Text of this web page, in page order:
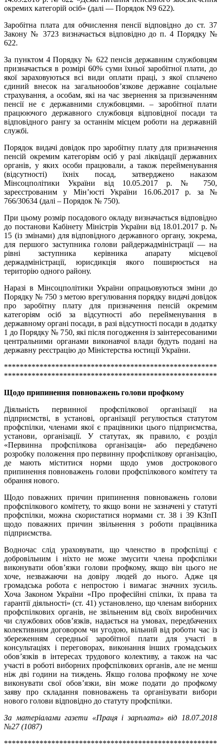
окремих категорій осіб» (далі — Порядок N9 622).
Заробітна плата для обчислення пенсії відповідно до ст. 37
Закону № 3723 визначається відповідно до п. 4 Порядку №
622.
За пунктом 4 Порядку № 622 пенсія державним службовцям
призначається в розмірі 60% суми їхньої заробітної плати, до
якої зараховуються всі види оплати праці, з якої сплачено
єдиний внесок на загальнообов’язкове державне соціальне
страхування, а особам, які на час звернення за призначенням
пенсії не є державними службовцями. – заробітної плати
працюючого державного службовця відповідної посади та
відповідного рангу за останнім місцем роботи на державній
службі.
Порядок видачі довідок про заробітну плату для призначення
пенсій окремим категоріям осіб у разі ліквідації державних
органів, у яких особи працювали, а також перейменування
(відсутності) їхніх посад, затверджено наказом
Мінсоцполітики України від 10.05.2017 р. № 750,
зареєстрованим у Мін’юсті України 16.06.2017 р. за №
766/30634 (далі – Порядок № 750).
При цьому розмір посадового окладу визначається відповідно
до постанови Кабінету Міністрів України від 18.01.2017 р. №
15 (із змінами) для відповідного державного органу, зокрема,
для першого заступника голови райдержадміністрації — на
рівні заступника керівника апарату місцевої
держадміністрації, юрисдикція якого поширюється на
територію одного району.
Наразі в Мінсоцполітики України опрацьовуються зміни до
Порядку № 750 з метою врегулювання порядку видачі довідок
про заробітну плату для призначення пенсій окремим
категоріям осіб за відсутності або перейменування в
державному органі посади, в разі відсутності посади в додатку
1 до Порядку № 750, які після погодження із заінтересованими
центральними органами виконавчої влади будуть подані на
державну реєстрацію до Міністерства юстиції України.
******************************************************
******************************************************
Щодо припинення повноважень голови профкому
Діяльність первинної профспілкової організації на
підприємстві, в установі, організації регулюється статутом
профспілки, членами якої є працівники цього підприємства,
установи, організації. У статутах, як правило, є розділ
«Первинна профспілкова організація» або передбачено
розробку положення про первинну профспілкову організацію,
де мають міститися норми щодо умов дострокового
припинення повноважень голови профспілкового комітету та
обрання нового.
Щодо поважних причин припинення повноважень голови
профспілкового комітету, то якщо вони не зазначені у статуті
профспілки, можна скористатися нормами ст. 38 і 39 КЗпП
щодо поважних причин звільнення з роботи працівника
підприємства.
Водночас слід ураховувати, що членство в профспілці є
добровільним і ніхто не може змусити члена профспілки
виконувати обов’язки голови профкому, якщо він цього не
хоче, незважаючи на довіру людей до нього. Адже ця
громадська робота є непростою і вимагає значних зусиль.
Хоча Законом України «Про професійні спілки, їх права та
гарантії діяльності» (ст. 41) установлено, що членам виборних
профспілкових органів, не звільненим від своїх виробничих
чи службових обов’язків, надається на умовах, передбачених
колективним договором чи угодою, вільний від роботи час із
збереженням середньої заробітної плати для участі в
консультаціях і переговорах, виконання інших громадських
обов’язків в інтересах трудового колективу, а також на час
участі в роботі виборних профспілкових органів, але не менш
ніж дві години на тиждень. Якщо голова профкому не хоче
виконувати свої обов’язки, він може подати до профкому
заяву про складання повноважень та організувати вибори
нового голови відповідно до статуту профспілки.
За матеріалами газети «Праця і зарплата» від 18.07.2018
№27 (1087)
******************************************************